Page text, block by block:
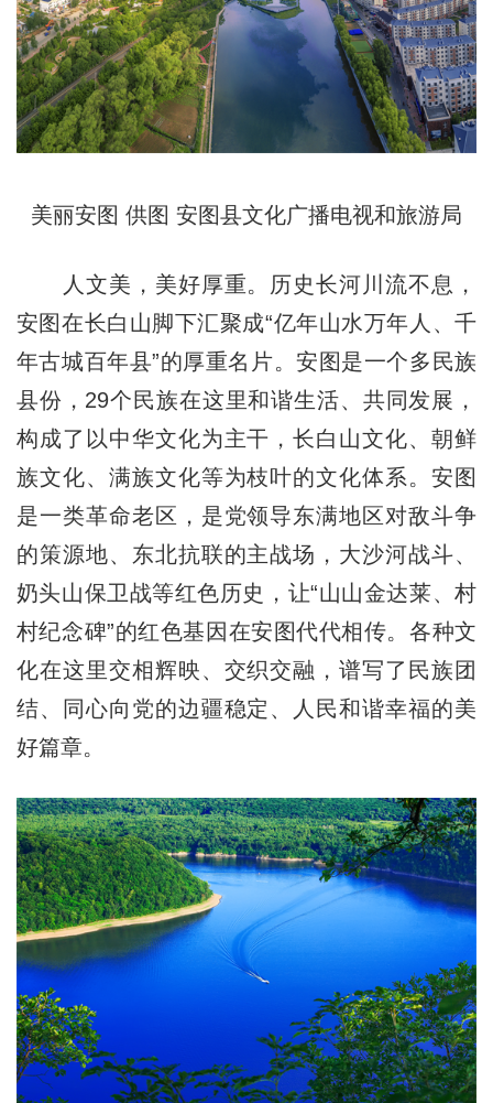
美丽安图 供图 安图县文化广播电视和旅游局
人文美，美好厚重。历史长河川流不息，
安图在长白山脚下汇聚成“亿年山水万年人、千
年古城百年县”的厚重名片。安图是一个多民族
县份，29个民族在这里和谐生活、共同发展，
构成了以中华文化为主干，长白山文化、朝鲜
族文化、满族文化等为枝叶的文化体系。安图
是一类革命老区，是党领导东满地区对敌斗争
的策源地、东北抗联的主战场，大沙河战斗、
奶头山保卫战等红色历史，让“山山金达莱、村
村纪念碑”的红色基因在安图代代相传。各种文
化在这里交相辉映、交织交融，谱写了民族团
结、同心向党的边疆稳定、人民和谐幸福的美
好篇章。